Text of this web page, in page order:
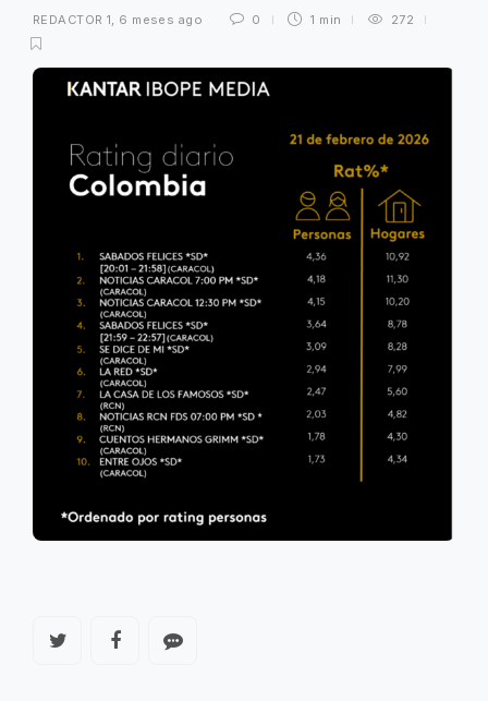
REDACTOR 1, 6 meses ago 0 1 min 272